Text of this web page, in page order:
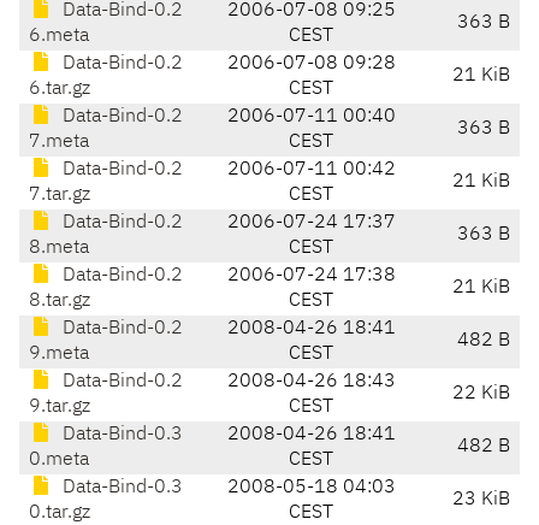
Data-Bind-0.2
6.meta
2006-07-08 09:25
CEST
363 B
Data-Bind-0.2
6.tar.gz
2006-07-08 09:28
CEST
21 KiB
Data-Bind-0.2
7.meta
2006-07-11 00:40
CEST
363 B
Data-Bind-0.2
7.tar.gz
2006-07-11 00:42
CEST
21 KiB
Data-Bind-0.2
8.meta
2006-07-24 17:37
CEST
363 B
Data-Bind-0.2
8.tar.gz
2006-07-24 17:38
CEST
21 KiB
Data-Bind-0.2
9.meta
2008-04-26 18:41
CEST
482 B
Data-Bind-0.2
9.tar.gz
2008-04-26 18:43
CEST
22 KiB
Data-Bind-0.3
0.meta
2008-04-26 18:41
CEST
482 B
Data-Bind-0.3
0.tar.gz
2008-05-18 04:03
CEST
23 KiB